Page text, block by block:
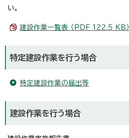
い。
建設作業一覧表 （PDF 122.5 KB）
特定建設作業を行う場合
特定建設作業の届出等
建設作業を行う場合